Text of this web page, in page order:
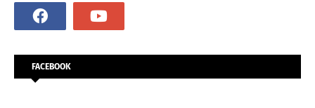
FACEBOOK